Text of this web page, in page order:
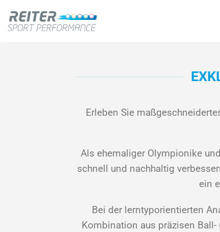
Inhalt
springen
Erleben Sie
Als ehemaliger Olympionike
schnell und nachhaltig
ein
Bei der lerntyporientierten
Kombination aus präzisen